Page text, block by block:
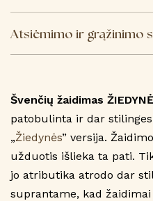
Atsiėmimo ir grąžinimo
Švenčių žaidimas
patobulinta ir dar
„Žiedynės” versija.
užduotis išlieka ta pati.
jo atributika atrodo dar
suprantame, kad